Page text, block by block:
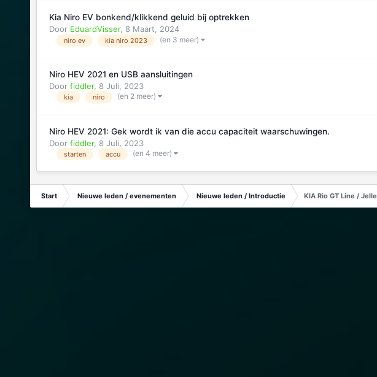
Kia Niro EV bonkend/klikkend geluid bij optrekken
Door EduardVisser, 8 Maart, 2024
niro ev kia niro 2023 (en 3 meer)
Niro HEV 2021 en USB aansluitingen
Door fiddler, 8 Juli, 2023
kia niro (en 2 meer)
Niro HEV 2021: Gek wordt ik van die accu capaciteit waarschuwingen.
Door fiddler, 8 Juli, 2023
starten accu (en 4 meer)
Start Nieuwe leden / evenementen Nieuwe leden / Introductie KIA Rio GT Line / Jelle